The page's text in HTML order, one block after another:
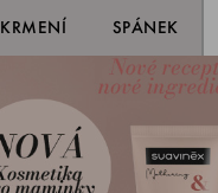
KRMENÍ SPÁNEK